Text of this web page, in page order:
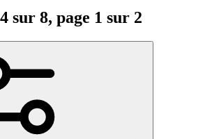
sur 8, page 1 sur 2